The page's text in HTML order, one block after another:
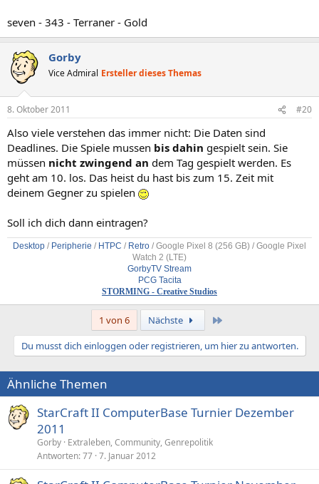
seven - 343 - Terraner - Gold
Gorby
Vice Admiral Ersteller dieses Themas
8. Oktober 2011 #20
Also viele verstehen das immer nicht: Die Daten sind
Deadlines. Die Spiele mussen bis dahin gespielt sein. Sie
müssen nicht zwingend an dem Tag gespielt werden. Es
geht am 10. los. Das heist du hast bis zum 15. Zeit mit
deinem Gegner zu spielen
Soll ich dich dann eintragen?
Desktop / Peripherie / HTPC / Retro / Google Pixel 8 (256 GB) / Google Pixel
Watch 2 (LTE)
GorbyTV Stream
PCG Tacita
STORMING - Creative Studios
1 von 6 Nächste
Du musst dich einloggen oder registrieren, um hier zu antworten.
Ähnliche Themen
StarCraft II ComputerBase Turnier Dezember
2011
Gorby Extraleben, Community, Genrepolitik
Antworten 77 7. Januar 2012